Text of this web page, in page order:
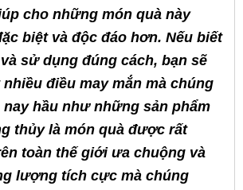
cho những món quà này
biệt và độc đáo hơn. Nếu biết
sử dụng đúng cách, bạn sẽ
điều may mắn mà chúng
nay hầu như những sản phẩm
thủy là món quà được rất
toàn thế giới ưa chuộng và
lượng tích cực mà chúng